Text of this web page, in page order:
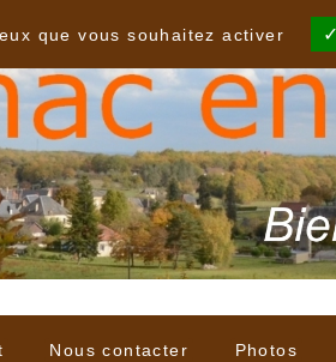
Nous contacter Photos
que vous souhaitez activer